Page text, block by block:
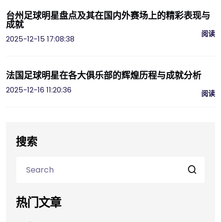
台州足球明星盘点及其在国内外赛场上的精彩表现与
成就
2025-12-15 17:08:38
阅读
法国足球明星在各大俱乐部的辉煌历程与成就分析
2025-12-16 11:20:36
阅读
搜索
热门文章